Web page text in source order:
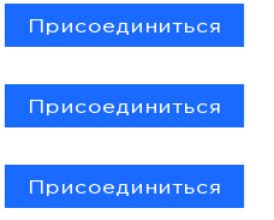
Присоединиться
Присоединиться
Присоединиться